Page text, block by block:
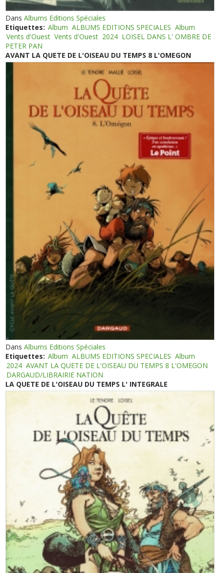
DansAlbums Editions Spéciales
Etiquettes: Album ALBUMS EDITIONS SPECIALES Album
Vents d'Ouest Vents d'Ouest 2024 LOISEL DANS L' OMBRE DE
PETER PAN
AVANT LA QUETE DE L'OISEAU DU TEMPS 8 L'OMEGON
DansAlbums Editions Spéciales
Etiquettes: Album ALBUMS EDITIONS SPECIALES Album
2024 AVANT LA QUETE DE L'OISEAU DU TEMPS 8 L'OMEGON
DARGAUD/LIBRAIRIE NATION
LA QUETE DE L'OISEAU DU TEMPS L' INTEGRALE